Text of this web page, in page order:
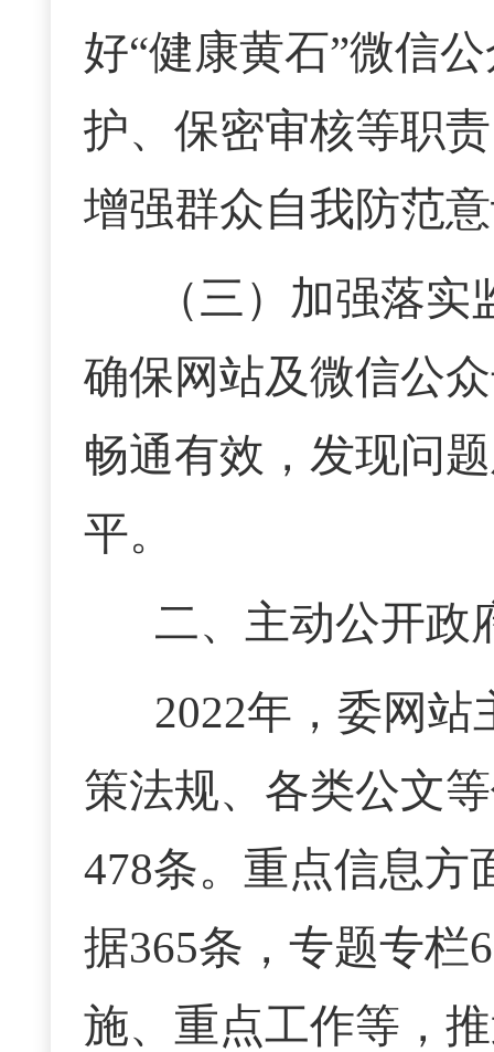
好“健康黄石”微信
护、保密审核等职
增强群众自我防范
（三）加强落
确保网站及微信公
畅通有效，发现问
平。
二、主动公开政
2022年，委网站
策法规、各类公文
478条。重点信息方
据365条，专题专栏
施、重点工作等，